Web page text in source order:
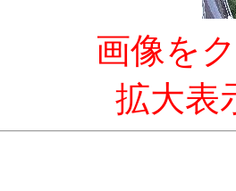
画像を
拡大表